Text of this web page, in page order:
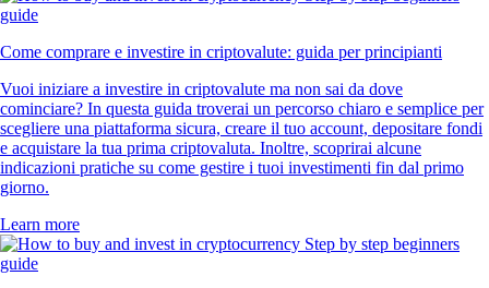
Come comprare e investire in criptovalute: guida per principianti
Vuoi iniziare a investire in criptovalute ma non sai da dove
cominciare? In questa guida troverai un percorso chiaro e semplice per
scegliere una piattaforma sicura, creare il tuo account, depositare fondi
e acquistare la tua prima criptovaluta. Inoltre, scoprirai alcune
indicazioni pratiche su come gestire i tuoi investimenti fin dal primo
giorno.
Learn more